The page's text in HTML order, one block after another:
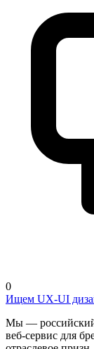
0
Ищем UX-UI
Мы — российский
веб-сервис для